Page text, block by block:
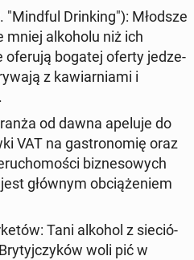
"Mindful Drin­king"): Młodsze
mniej al­ko­ho­lu niż ich
oferują bogatej oferty je­dze­
z ka­wiar­nia­mi i
od dawna apeluje do
VAT na ga­stro­no­mię oraz
biz­ne­so­wych
głównym ob­cią­że­niem
: Tani alkohol z sie­ció­
woli pić w